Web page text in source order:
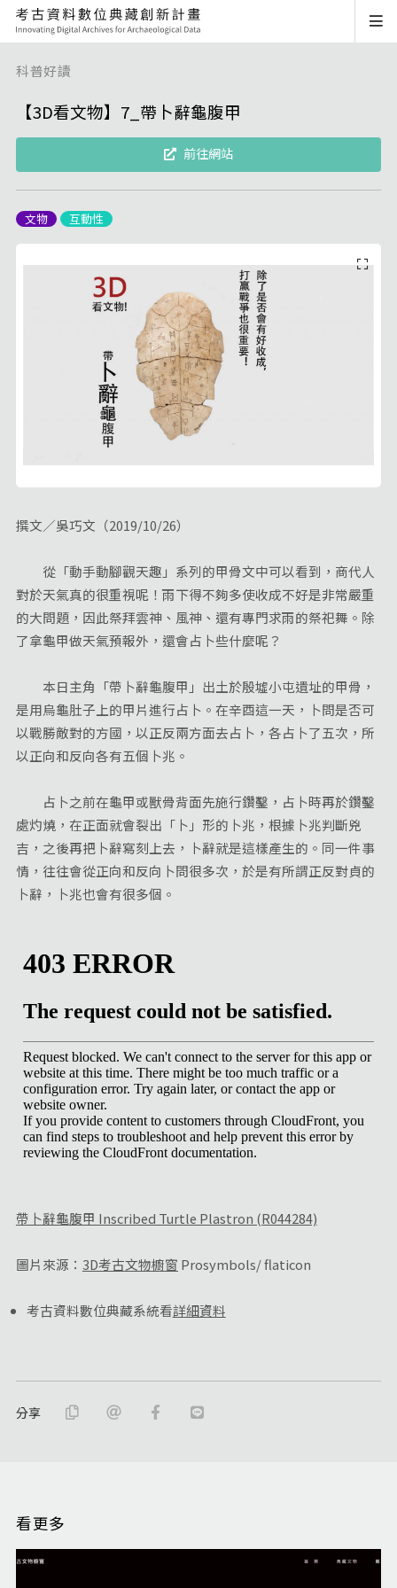
科普好讀
【3D看文物】7_帶卜辭龜腹甲
前往網站
文物 互動性
撰文／吳巧文（2019/10/26）
從「動手動腳觀天趣」系列的甲骨文中可以看到，商代人
對於天氣真的很重視呢！雨下得不夠多使收成不好是非常嚴重
的大問題，因此祭拜雲神、風神、還有專門求雨的祭祀舞。除
了拿龜甲做天氣預報外，還會占卜些什麼呢？
本日主角「帶卜辭龜腹甲」出土於殷墟小屯遺址的甲骨，
是用烏龜肚子上的甲片進行占卜。在辛酉這一天，卜問是否可
以戰勝敵對的方國，以正反兩方面去占卜，各占卜了五次，所
以正向和反向各有五個卜兆。
占卜之前在龜甲或獸骨背面先施行鑽鑿，占卜時再於鑽鑿
處灼燒，在正面就會裂出「卜」形的卜兆，根據卜兆判斷兇
吉，之後再把卜辭寫刻上去，卜辭就是這樣產生的。同一件事
情，往往會從正向和反向卜問很多次，於是有所謂正反對貞的
卜辭，卜兆也會有很多個。
帶卜辭龜腹甲 Inscribed Turtle Plastron (R044284)
圖片來源： 3D考古文物櫥窗 Prosymbols/ flaticon
考古資料數位典藏系統看詳細資料
分享
看更多